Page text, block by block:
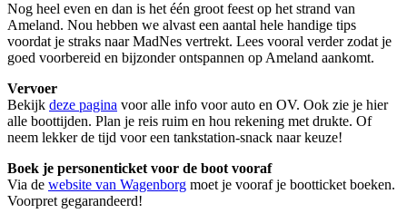
Nog heel even en dan is het één groot feest op het strand van
Ameland. Nou hebben we alvast een aantal hele handige tips
voordat je straks naar MadNes vertrekt. Lees vooral verder zodat je
goed voorbereid en bijzonder ontspannen op Ameland aankomt.
Vervoer
Bekijk deze pagina voor alle info voor auto en OV. Ook zie je hier
alle boottijden. Plan je reis ruim en hou rekening met drukte. Of
neem lekker de tijd voor een tankstation-snack naar keuze!
Boek je personenticket voor de boot vooraf
Via de website van Wagenborg moet je vooraf je bootticket boeken.
Voorpret gegarandeerd!